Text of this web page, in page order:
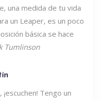
una medida de tu vida
un Leaper, es un poco
básica se hace
Tumlinson
Tengo un